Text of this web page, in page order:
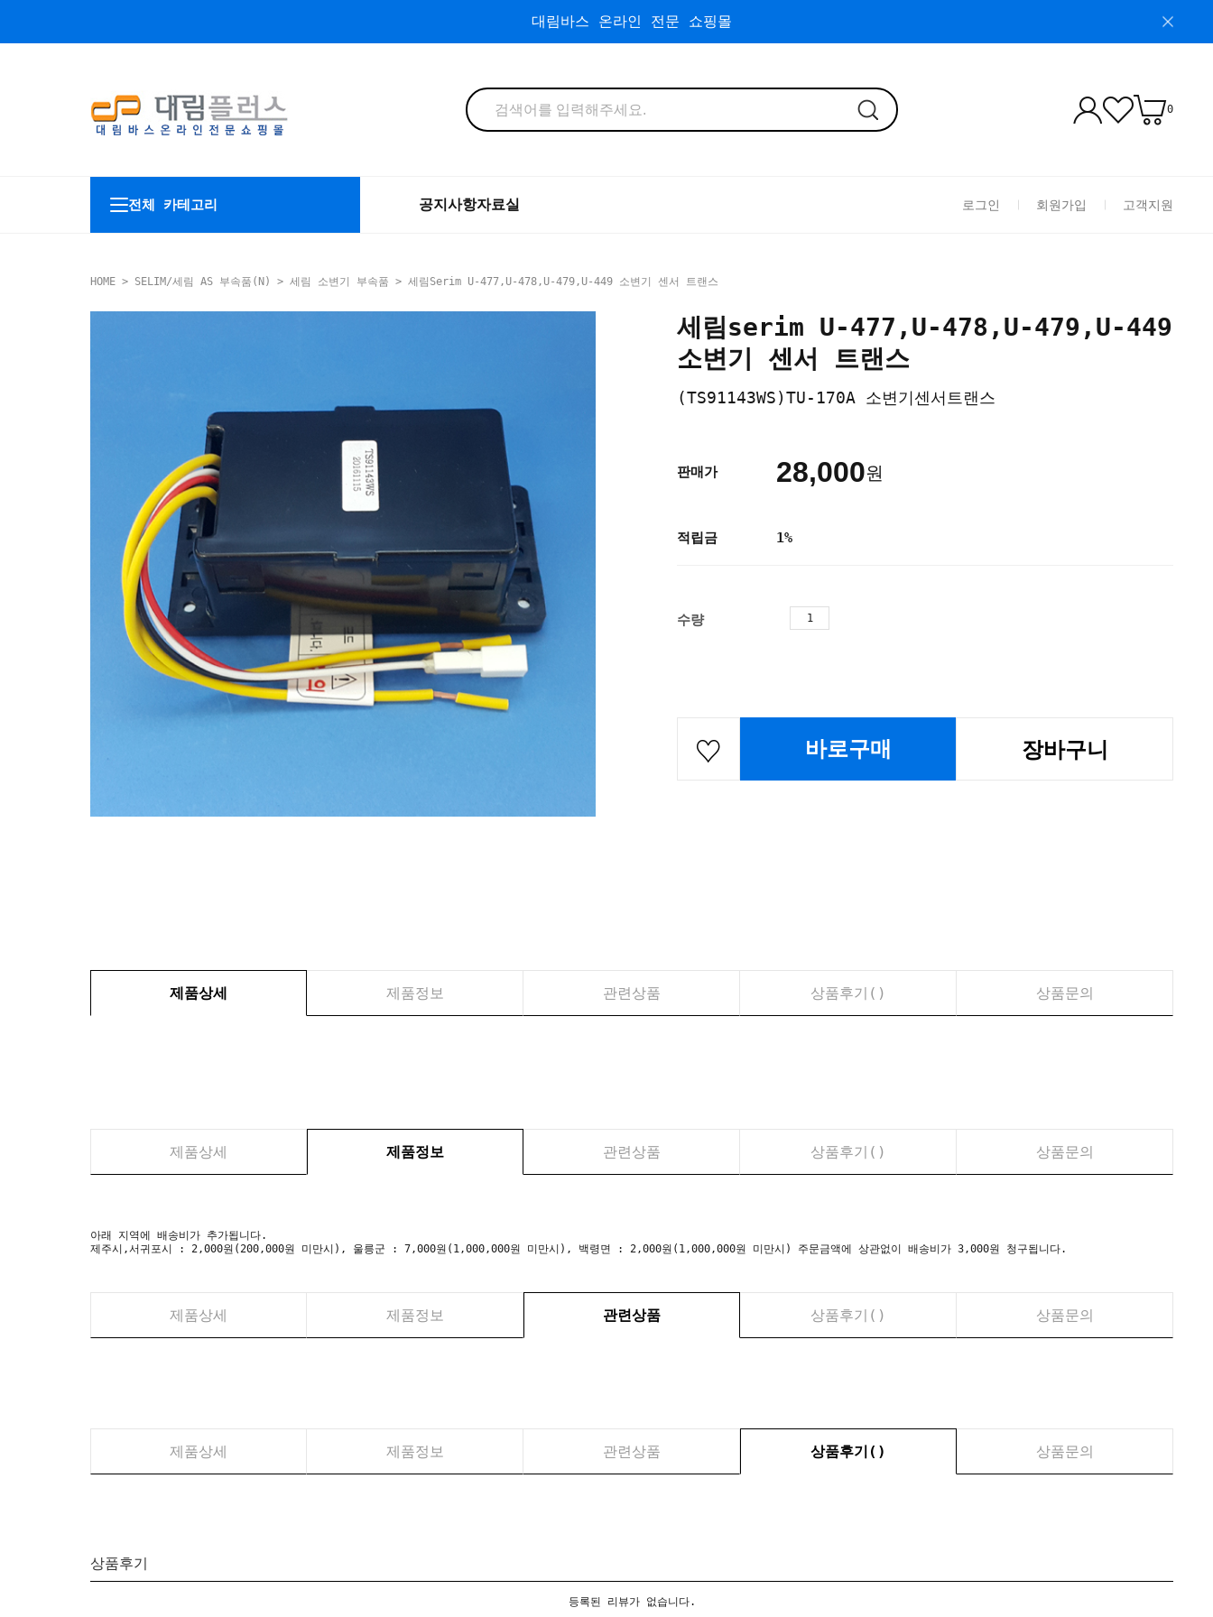
대림바스 온라인 전문 쇼핑몰
0
전체 카테고리 공지사항자료실 로그인 회원가입 고객지원
HOME > SELIM/세림 AS 부속품(N) > 세림 소변기 부속품 > 세림serim U-477,U-478,U-479,U-449 소변기 센서 트랜스
세림serim U-477,U-478,U-479,U-449
소변기 센서 트랜스
(TS91143WS)TU-170A 소변기센서트랜스
판매가 28,000원
적립금 1%
수량
바로구매 장바구니
제품상세 제품정보 관련상품 상품후기( ) 상품문의
제품상세 제품정보 관련상품 상품후기( ) 상품문의
아래 지역에 배송비가 추가됩니다.
제주시,서귀포시 : 2,000원(200,000원 미만시), 울릉군 : 7,000원(1,000,000원 미만시), 백령면 : 2,000원(1,000,000원 미만시) 주문금액에 상관없이 배송비가 3,000원 청구됩니다.
제품상세 제품정보 관련상품 상품후기( ) 상품문의
제품상세 제품정보 관련상품 상품후기( ) 상품문의
상품후기
등록된 리뷰가 없습니다.